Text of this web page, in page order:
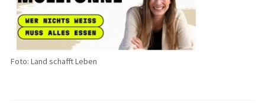
Foto: Land schafft Leben